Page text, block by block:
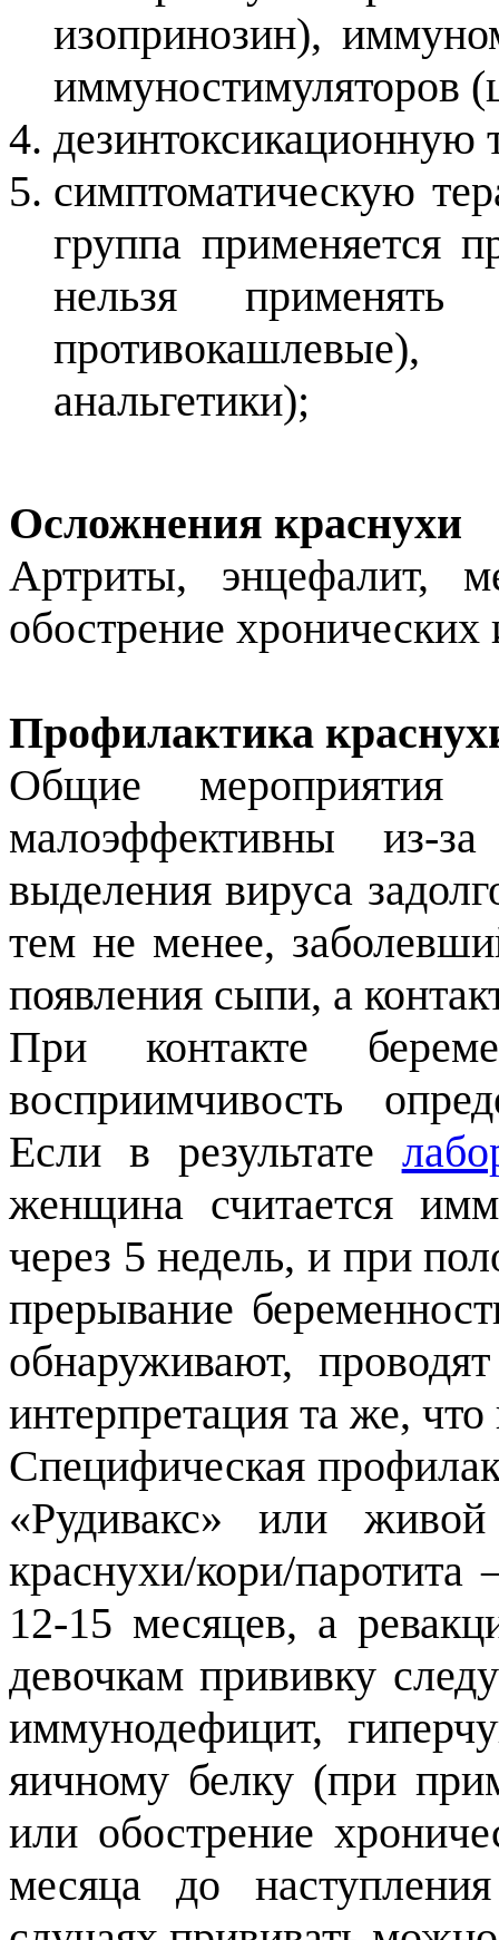
изопринозин),
иммуностимуляторов
дезинтоксикационную
симптоматическую
группа применяется
нельзя
анальгетики);
Осложнения краснухи
Артриты, энцефалит,
обострение
Профилактика
Общие мероприятия
малоэффективны из-
выделения вируса
тем не менее,
появления сыпи, а
При контакте
восприимчивость
Если в результате
женщина считается
через 5 недель, и при
прерывание
обнаруживают,
интерпретация та же,
Специфическая
«Рудивакс» или
краснухи/кори/
12-15 месяцев, а
девочкам прививку
иммунодефицит,
яичному белку (при
или обострение
месяца до